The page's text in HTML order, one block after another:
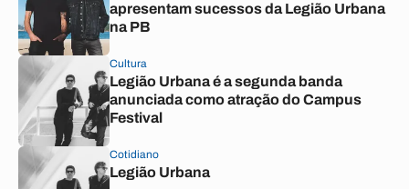
apresentam sucessos da Legião Urbana
na PB
Cultura
Legião Urbana é a segunda banda
anunciada como atração do Campus
Festival
Cotidiano
Legião Urbana